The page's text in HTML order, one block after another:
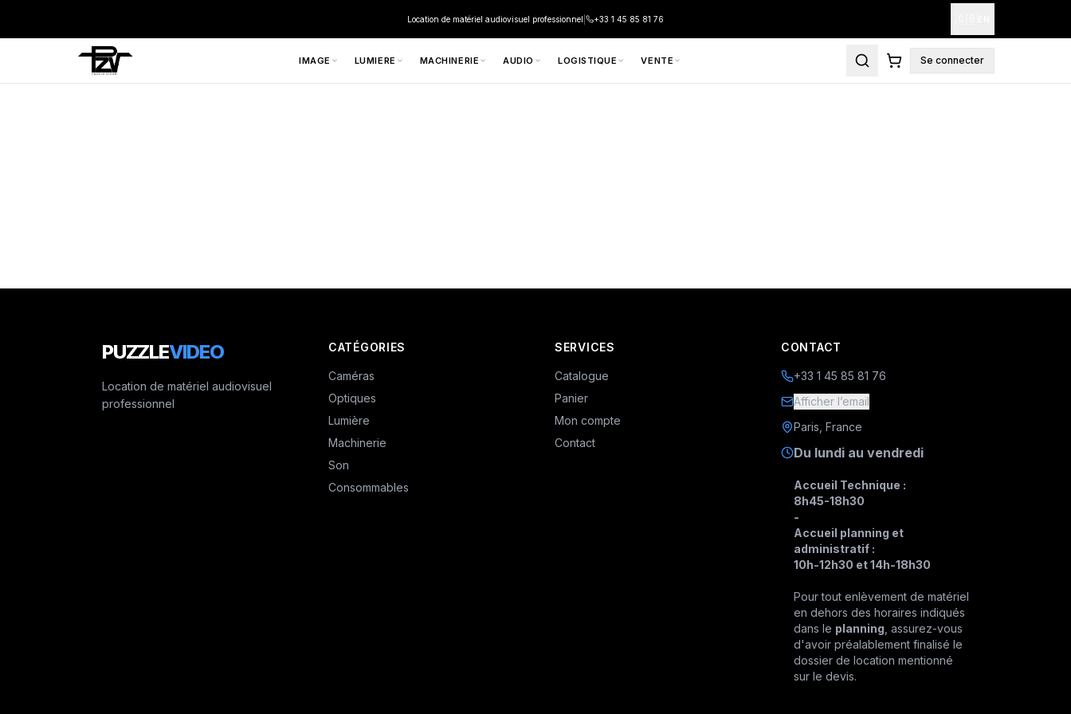
Location de matériel audiovisuel professionnel +33 1 45 85 81 76
IMAGE LUMIERE MACHINERIE AUDIO LOGISTIQUE VENTE Se connecter
PUZZLEVIDEO
Location de matériel audiovisuel
professionnel
CATÉGORIES
Caméras
Optiques
Lumière
Machinerie
Son
Consommables
SERVICES
Catalogue
Panier
Mon compte
Contact
CONTACT
+33 1 45 85 81 76
Afficher l’email
Paris, France
Du lundi au vendredi
Accueil Technique :
8h45-18h30
-
Accueil planning et
administratif :
10h-12h30 et 14h-18h30
Pour tout enlèvement de matériel
en dehors des horaires indiqués
dans le planning , assurez-vous
d'avoir préalablement finalisé le
dossier de location mentionné
sur le devis.